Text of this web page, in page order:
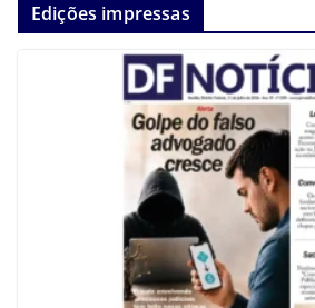
Edições impressas